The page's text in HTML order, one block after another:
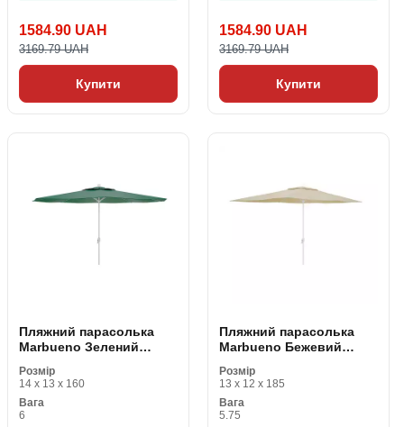
1584.90 UAH
3169.79 UAH
Купити
1584.90 UAH
3169.79 UAH
Купити
Пляжний парасолька
Marbueno Зелений
cm
Розмір
14 x 13 x 160
Вага
6
Пляжний парасолька
Marbueno Бежевий
300 cm
Розмір
13 x 12 x 185
Вага
5.75